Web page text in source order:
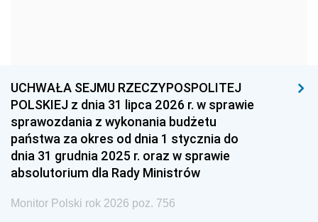
1954 1953 1952
1951 1950
1948 1947 1946
1939 1938
UCHWAŁA SEJMU RZECZYPOSPOLITEJ
POLSKIEJ z dnia 31 lipca 2026 r. w sprawie
sprawozdania z wykonania budżetu
państwa za okres od dnia 1 stycznia do
dnia 31 grudnia 2025 r. oraz w sprawie
absolutorium dla Rady Ministrów
Monitor Polski rok 2026 poz. 756